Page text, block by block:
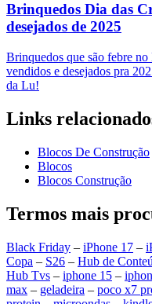
Brinquedos Dia das
desejados de 2025
Brinquedos que são febre
vendidos e desejados pra
da Lu!
Links
Blocos De Construção
Blocos
Blocos Construção
Termos mais
Black Friday – iPhone 17 –
Copa – S26 – Hub de
Hub Tvs – iphone 15 –
max – geladeira – poco x7